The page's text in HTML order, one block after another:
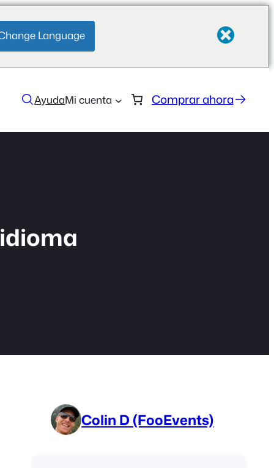
Language
AyudaMi cuenta Comprar ahora
Colin D (FooEvents)